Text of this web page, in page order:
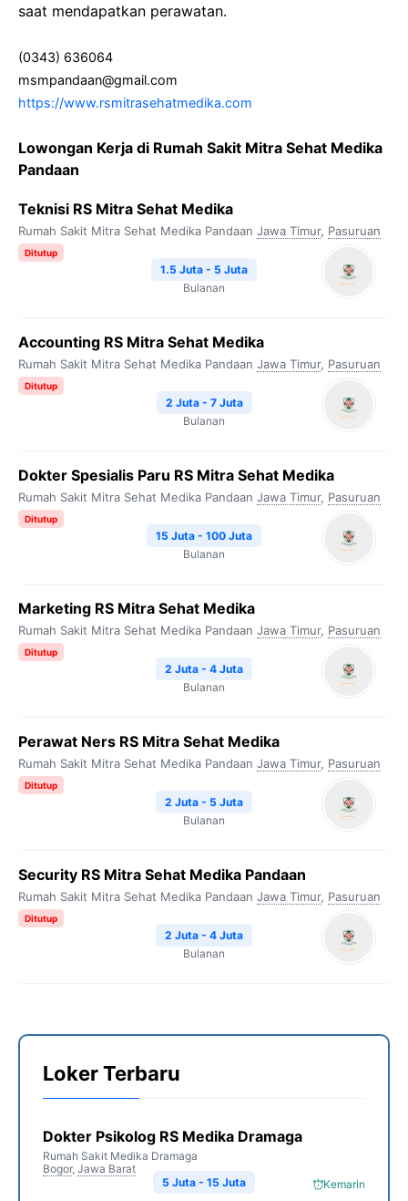
saat mendapatkan perawatan.
(0343) 636064
msmpandaan@gmail.com
https://www.rsmitrasehatmedika.com
Lowongan Kerja di Rumah Sakit Mitra Sehat Medika
Pandaan
Teknisi RS Mitra Sehat Medika
Rumah Sakit Mitra Sehat Medika Pandaan Jawa Timur, Pasuruan
Ditutup
1.5 Juta - 5 Juta
Bulanan
Accounting RS Mitra Sehat Medika
Rumah Sakit Mitra Sehat Medika Pandaan Jawa Timur, Pasuruan
Ditutup
2 Juta - 7 Juta
Bulanan
Dokter Spesialis Paru RS Mitra Sehat Medika
Rumah Sakit Mitra Sehat Medika Pandaan Jawa Timur, Pasuruan
Ditutup
15 Juta - 100 Juta
Bulanan
Marketing RS Mitra Sehat Medika
Rumah Sakit Mitra Sehat Medika Pandaan Jawa Timur, Pasuruan
Ditutup
2 Juta - 4 Juta
Bulanan
Perawat Ners RS Mitra Sehat Medika
Rumah Sakit Mitra Sehat Medika Pandaan Jawa Timur, Pasuruan
Ditutup
2 Juta - 5 Juta
Bulanan
Security RS Mitra Sehat Medika Pandaan
Rumah Sakit Mitra Sehat Medika Pandaan Jawa Timur, Pasuruan
Ditutup
2 Juta - 4 Juta
Bulanan
Loker Terbaru
Dokter Psikolog RS Medika Dramaga
Rumah Sakit Medika Dramaga
Bogor, Jawa Barat
Kemarin
5 Juta - 15 Juta